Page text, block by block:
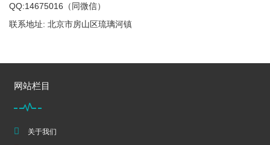
QQ:14675016（同微信）
联系地址: 北京市房山区琉璃河镇
网站栏目
关于我们